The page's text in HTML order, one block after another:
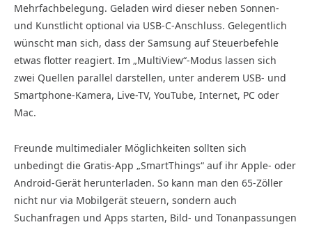
Mehrfachbelegung. Geladen wird dieser neben Sonnen-
und Kunstlicht optional via USB-C-Anschluss. Gelegentlich
wünscht man sich, dass der Samsung auf Steuerbefehle
etwas flotter reagiert. Im „MultiView“-Modus lassen sich
zwei Quellen parallel darstellen, unter anderem USB- und
Smartphone-Kamera, Live-TV, YouTube, Internet, PC oder
Mac.
Freunde multimedialer Möglichkeiten sollten sich
unbedingt die Gratis-App „SmartThings“ auf ihr Apple- oder
Android-Gerät herunterladen. So kann man den 65-Zöller
nicht nur via Mobilgerät steuern, sondern auch
Suchanfragen und Apps starten, Bild- und Tonanpassungen